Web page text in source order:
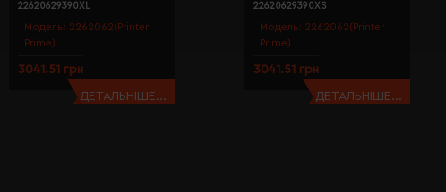
Модель: 2262062(Printer
Prime)
22620629390XL
3041.51 грн
ДЕТАЛЬНІШЕ...
Модель: 2262062(Printer
Prime)
22620629390XS
3041.51 грн
ДЕТАЛЬНІШЕ...